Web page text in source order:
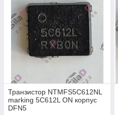
Транзистор NTMFS5C612NL
marking 5C612L ON корпус
DFN5